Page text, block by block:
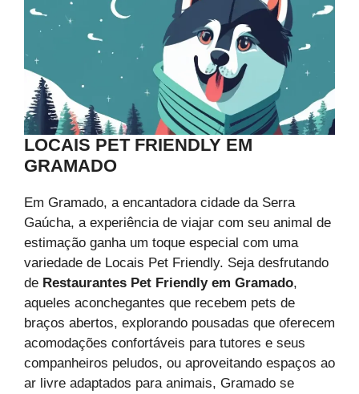
LOCAIS PET FRIENDLY EM
GRAMADO
Em Gramado, a encantadora cidade da Serra
Gaúcha, a experiência de viajar com seu animal de
estimação ganha um toque especial com uma
variedade de Locais Pet Friendly. Seja desfrutando
de Restaurantes Pet Friendly em Gramado,
aqueles aconchegantes que recebem pets de
braços abertos, explorando pousadas que oferecem
acomodações confortáveis para tutores e seus
companheiros peludos, ou aproveitando espaços ao
ar livre adaptados para animais, Gramado se